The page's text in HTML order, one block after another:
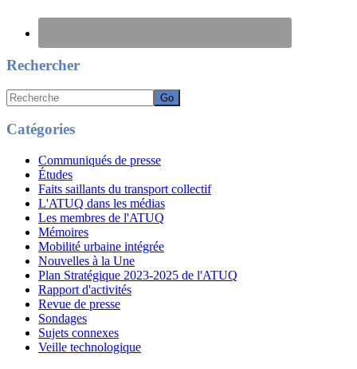
Rechercher
Recherche
Catégories
Communiqués de presse
Études
Faits saillants du transport collectif
L'ATUQ dans les médias
Les membres de l'ATUQ
Mémoires
Mobilité urbaine intégrée
Nouvelles à la Une
Plan Stratégique 2023-2025 de l'ATUQ
Rapport d'activités
Revue de presse
Sondages
Sujets connexes
Veille technologique